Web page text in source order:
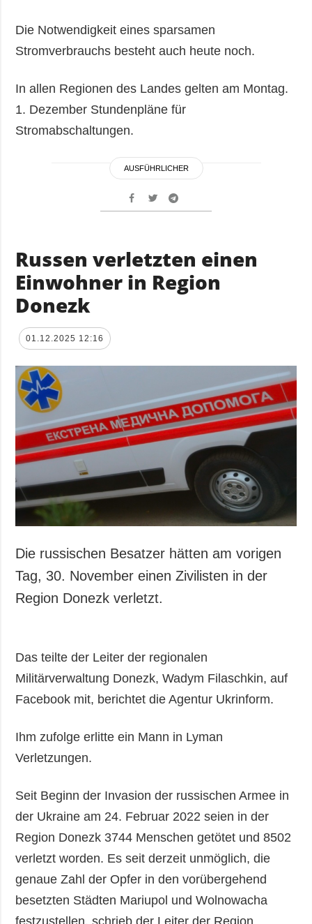
Die Notwendigkeit eines sparsamen
Stromverbrauchs besteht auch heute noch.
In allen Regionen des Landes gelten am Montag.
1. Dezember Stundenpläne für
Stromabschaltungen.
AUSFÜHRLICHER
Russen verletzten einen
Einwohner in Region
Donezk
01.12.2025 12:16
Die russischen Besatzer hätten am vorigen
Tag, 30. November einen Zivilisten in der
Region Donezk verletzt.
Das teilte der Leiter der regionalen
Militärverwaltung Donezk, Wadym Filaschkin, auf
Facebook mit, berichtet die Agentur Ukrinform.
Ihm zufolge erlitte ein Mann in Lyman
Verletzungen.
Seit Beginn der Invasion der russischen Armee in
der Ukraine am 24. Februar 2022 seien in der
Region Donezk 3744 Menschen getötet und 8502
verletzt worden. Es seit derzeit unmöglich, die
genaue Zahl der Opfer in den vorübergehend
besetzten Städten Mariupol und Wolnowacha
festzustellen, schrieb der Leiter der Region